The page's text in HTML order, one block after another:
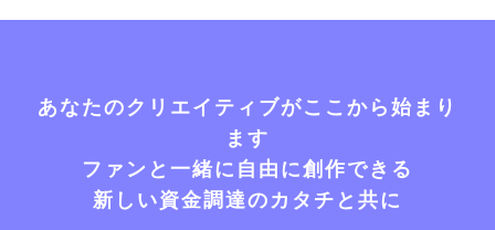
あなたのクリエイティブがここから始まり
ます
ファンと一緒に自由に創作できる
新しい資金調達のカタチと共に